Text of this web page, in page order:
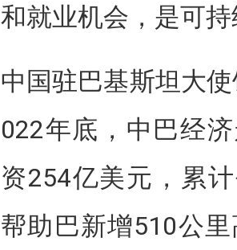
和就业机会，是可持
中国驻巴基斯坦大
022年底，中巴经
资254亿美元，累
帮助巴新增510公